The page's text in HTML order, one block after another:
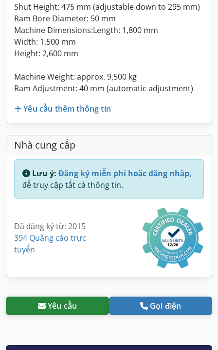
Shut Height: 475 mm (adjustable down to 295 mm)
Ram Bore Diameter: 50 mm
Machine Dimensions:Length: 1,800 mm
Width: 1,500 mm
Height: 2,600 mm
Machine Weight: approx. 9,500 kg
Ram Adjustment: 40 mm (automatic adjustment)
Yêu cầu thêm thông tin
Nhà cung cấp
Lưu ý: Đăng ký miễn phí hoặc đăng nhập,
để truy cập tất cả thông tin.
Đã đăng ký từ: 2015
394 Quảng cáo trực
tuyến
Yêu cầu Gọi điện